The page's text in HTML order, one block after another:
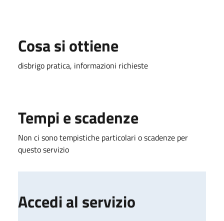
Cosa si ottiene
disbrigo pratica, informazioni richieste
Tempi e scadenze
Non ci sono tempistiche particolari o scadenze per
questo servizio
Accedi al servizio